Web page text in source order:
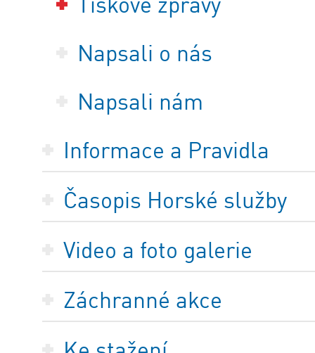
Napsali o nás
Napsali nám
Informace a Pravidla
Časopis Horské služby
Video a foto galerie
Záchranné akce